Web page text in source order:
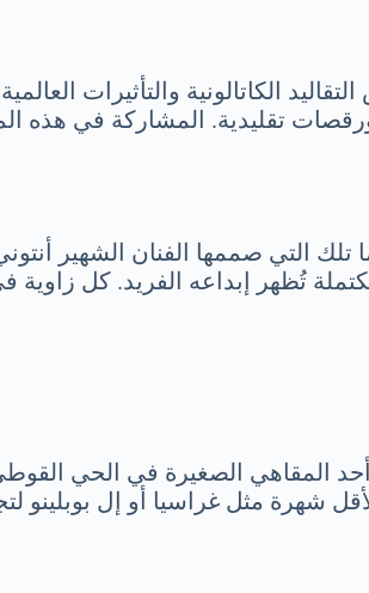
الكاتالونية والتأثيرات
تقليدية. المشاركة في
التي صممها الفنان الشهير
مكتملة تُظهر إبداعه الفريد. كل
المقاهي الصغيرة في الحي
شهرة مثل غراسيا أو إل بوبلينو